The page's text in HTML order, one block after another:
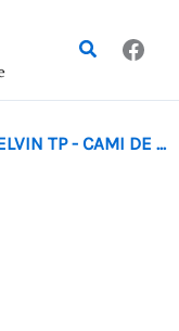
Rechercher
TP - CAMI DE ...